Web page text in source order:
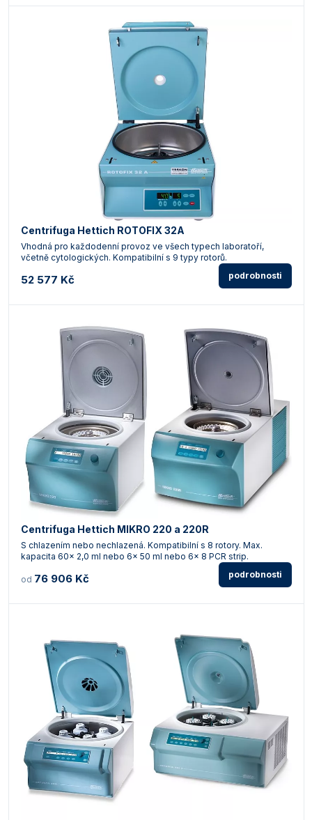
Centrifuga Hettich ROTOFIX 32A
Vhodná pro každodenní provoz ve všech typech laboratoří,
včetně cytologických. Kompatibilní s 9 typy rotorů.
52 577 Kč podrobnosti
Centrifuga Hettich MIKRO 220 a 220R
S chlazením nebo nechlazená. Kompatibilní s 8 rotory. Max.
kapacita 60x 2,0 ml nebo 6x 50 ml nebo 6x 8 PCR strip.
od 76 906 Kč podrobnosti